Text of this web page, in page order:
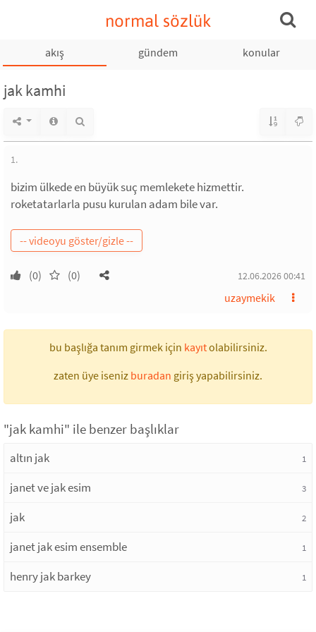
normal sözlük
akış gündem konular
jak kamhi
1.
bizim ülkede en büyük suç memlekete hizmettir.
roketatarlarla pusu kurulan adam bile var.
(0) (0) 12.06.2026 00:41
uzaymekik
bu başlığa tanım girmek için kayıtolabilirsiniz.
zaten üye iseniz buradan giriş yapabilirsiniz.
"jak kamhi" ile benzer başlıklar
altın jak 1
janet ve jak esim 3
jak 2
janet jak esim ensemble 1
henry jak barkey 1